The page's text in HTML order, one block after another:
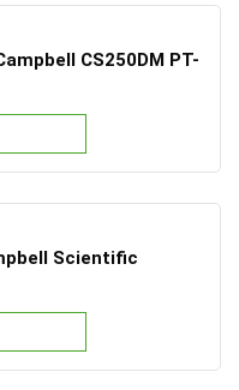
CS250DM PT-
Scientific